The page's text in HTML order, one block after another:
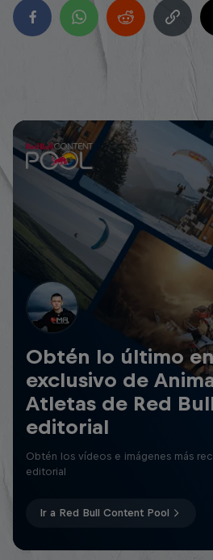
Obtén lo último
exclusivo de
Atletas de Red
editorial
Obtén los vídeos e imágenes más
editorial
Ir a Red Bull Content Pool